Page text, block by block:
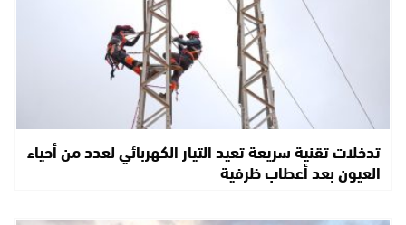
تدخلات تقنية سريعة تعيد التيار الكهربائي لعدد من أحياء
العيون بعد أعطاب ظرفية